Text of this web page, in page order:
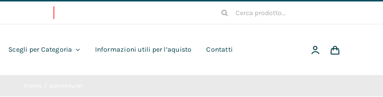
Cerca
Scegli per Categoria Informazioni utili per l’aquisto Contatti